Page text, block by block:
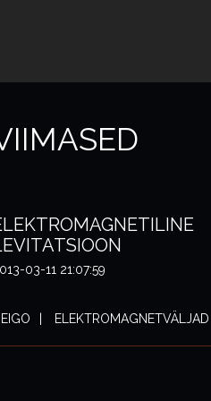
03-11 21:07:59
ELEKTROMAGNETVÄLJAD